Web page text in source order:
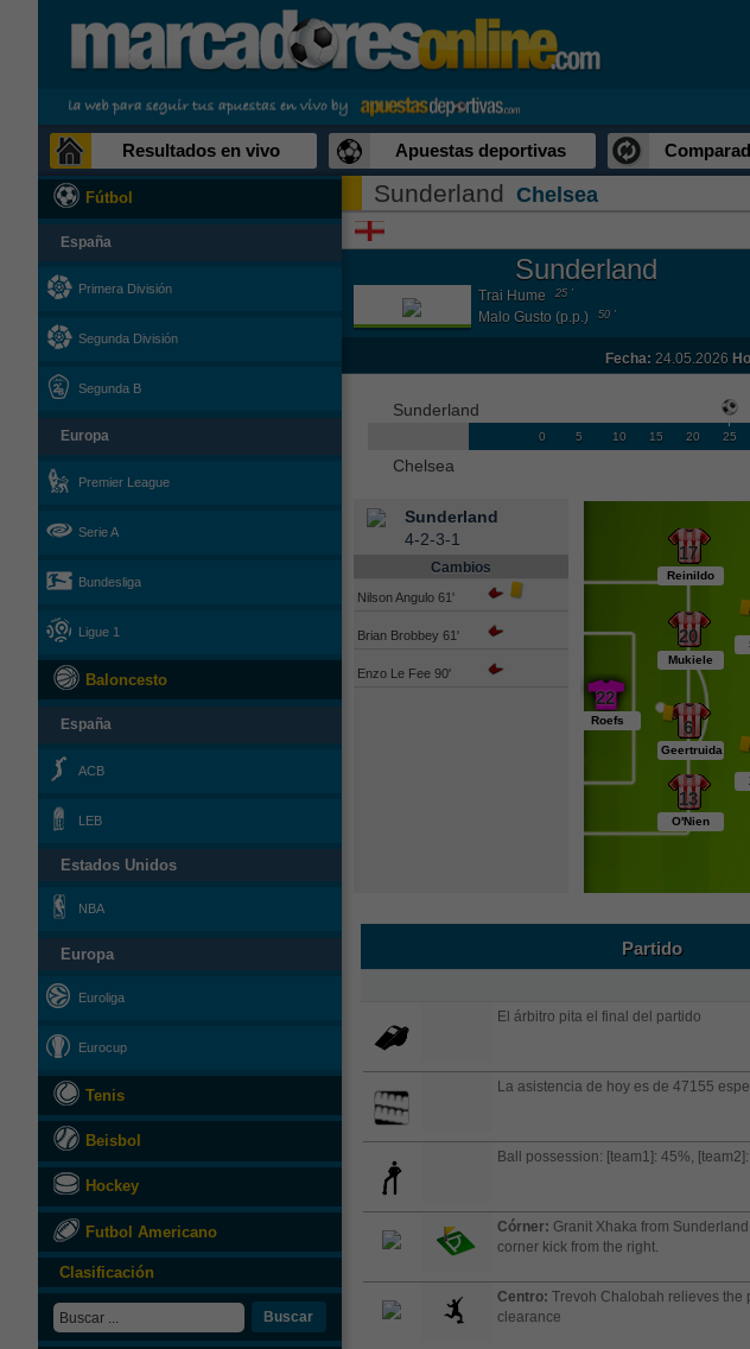
Resultados en vivo Apuestas deportivas
Fútbol
España
Primera División
Segunda División
Segunda B
Europa
Premier League
Serie A
Bundesliga
Ligue 1
Baloncesto
España
ACB
LEB
Estados Unidos
NBA
Europa
Euroliga
Eurocup
Tenis
Beisbol
Hockey
Futbol Americano
Clasificación
Buscar
Sunderland Chelsea
Sunderland
Trai Hume 25 '
Malo Gusto (p.p.) 50 '
Fecha: 24.05.2026
Sunderland
0 5 10 15 20 25
Chelsea
Sunderland
4-2-3-1
Cambios
Nilson Angulo 61'
Brian Brobbey 61'
Enzo Le Fee 90'
17
Reinildo
20
Mukiele
22
Roefs 6
Geertruida
13
O'Nien
Partido
El árbitro pita el final del partido
La asistencia de hoy es de 47155
Ball possession: [team1]: 45%,
Córner: Granit Xhaka from
corner kick from the right.
Centro: Trevoh Chalobah relieves the
clearance